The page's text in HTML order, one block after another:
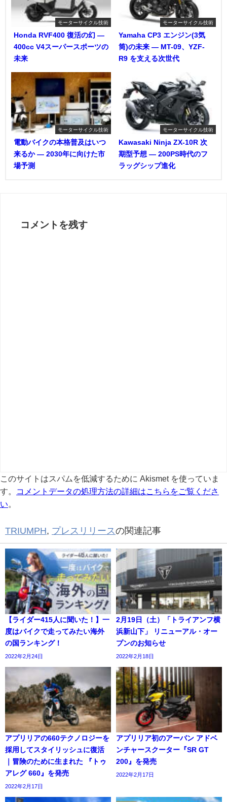
モーターサイクル技術
Honda RVF400 復活の幻 ―
400cc V4スーパースポーツの
未来
モーターサイクル技術
Yamaha CP3 エンジン(3気
筒)の未来 ― MT-09、YZF-
R9 を支える次世代
モーターサイクル技術
電動バイクの本格普及はいつ
来るか ― 2030年に向けた市
場予測
モーターサイクル技術
Kawasaki Ninja ZX-10R 次
期型予想 ― 200PS時代のフ
ラッグシップ進化
コメントを残す
このサイトはスパムを低減するために Akismet を使っていま
す。
コメントデータの処理方法の詳細はこちらをご覧くださ
い
TRIUMPH プレスリリース の関連記事
【ライダー415人に聞いた！】一
度はバイクで走ってみたい海外
の国ランキング！
2022年2月24日
2月19日（土）「トライアンフ横
浜新山下」 リニューアル・オー
プンのお知らせ
2022年2月18日
アプリリアの660テクノロジーを
採用してスタイリッシュに復活
｜冒険のために生まれた 『トゥ
アレグ 660』を発売
2022年2月17日
アプリリア初のアーバン アドベ
ンチャースクーター『SR GT
200』を発売
2022年2月17日